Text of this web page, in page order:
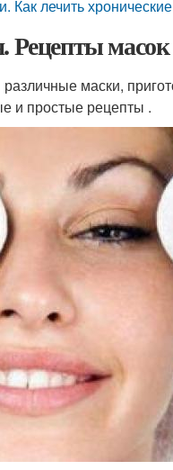
Как лечить
Рецепты
маски,
и простые рецепты .